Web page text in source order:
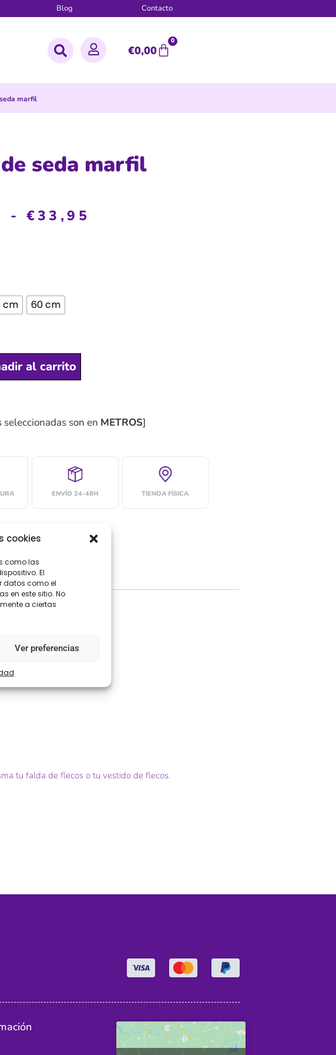
cookies
como las
El
datos como el
en este sitio. No
a ciertas
Ver preferencias
Blog Contacto
€0,00
0
marfil
seda marfil
- €33,95
cm 60 cm
al carrito
seleccionadas son en METROS]
ENVÍO 24-48H TIENDA FÍSICA
tu falda de flecos o tu vestido de flecos.